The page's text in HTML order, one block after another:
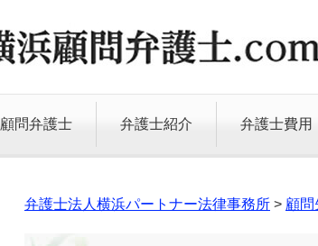
顧問弁護士 弁護士紹介 弁護士費用
弁護士法人横浜パートナー法律事務所 > 顧問